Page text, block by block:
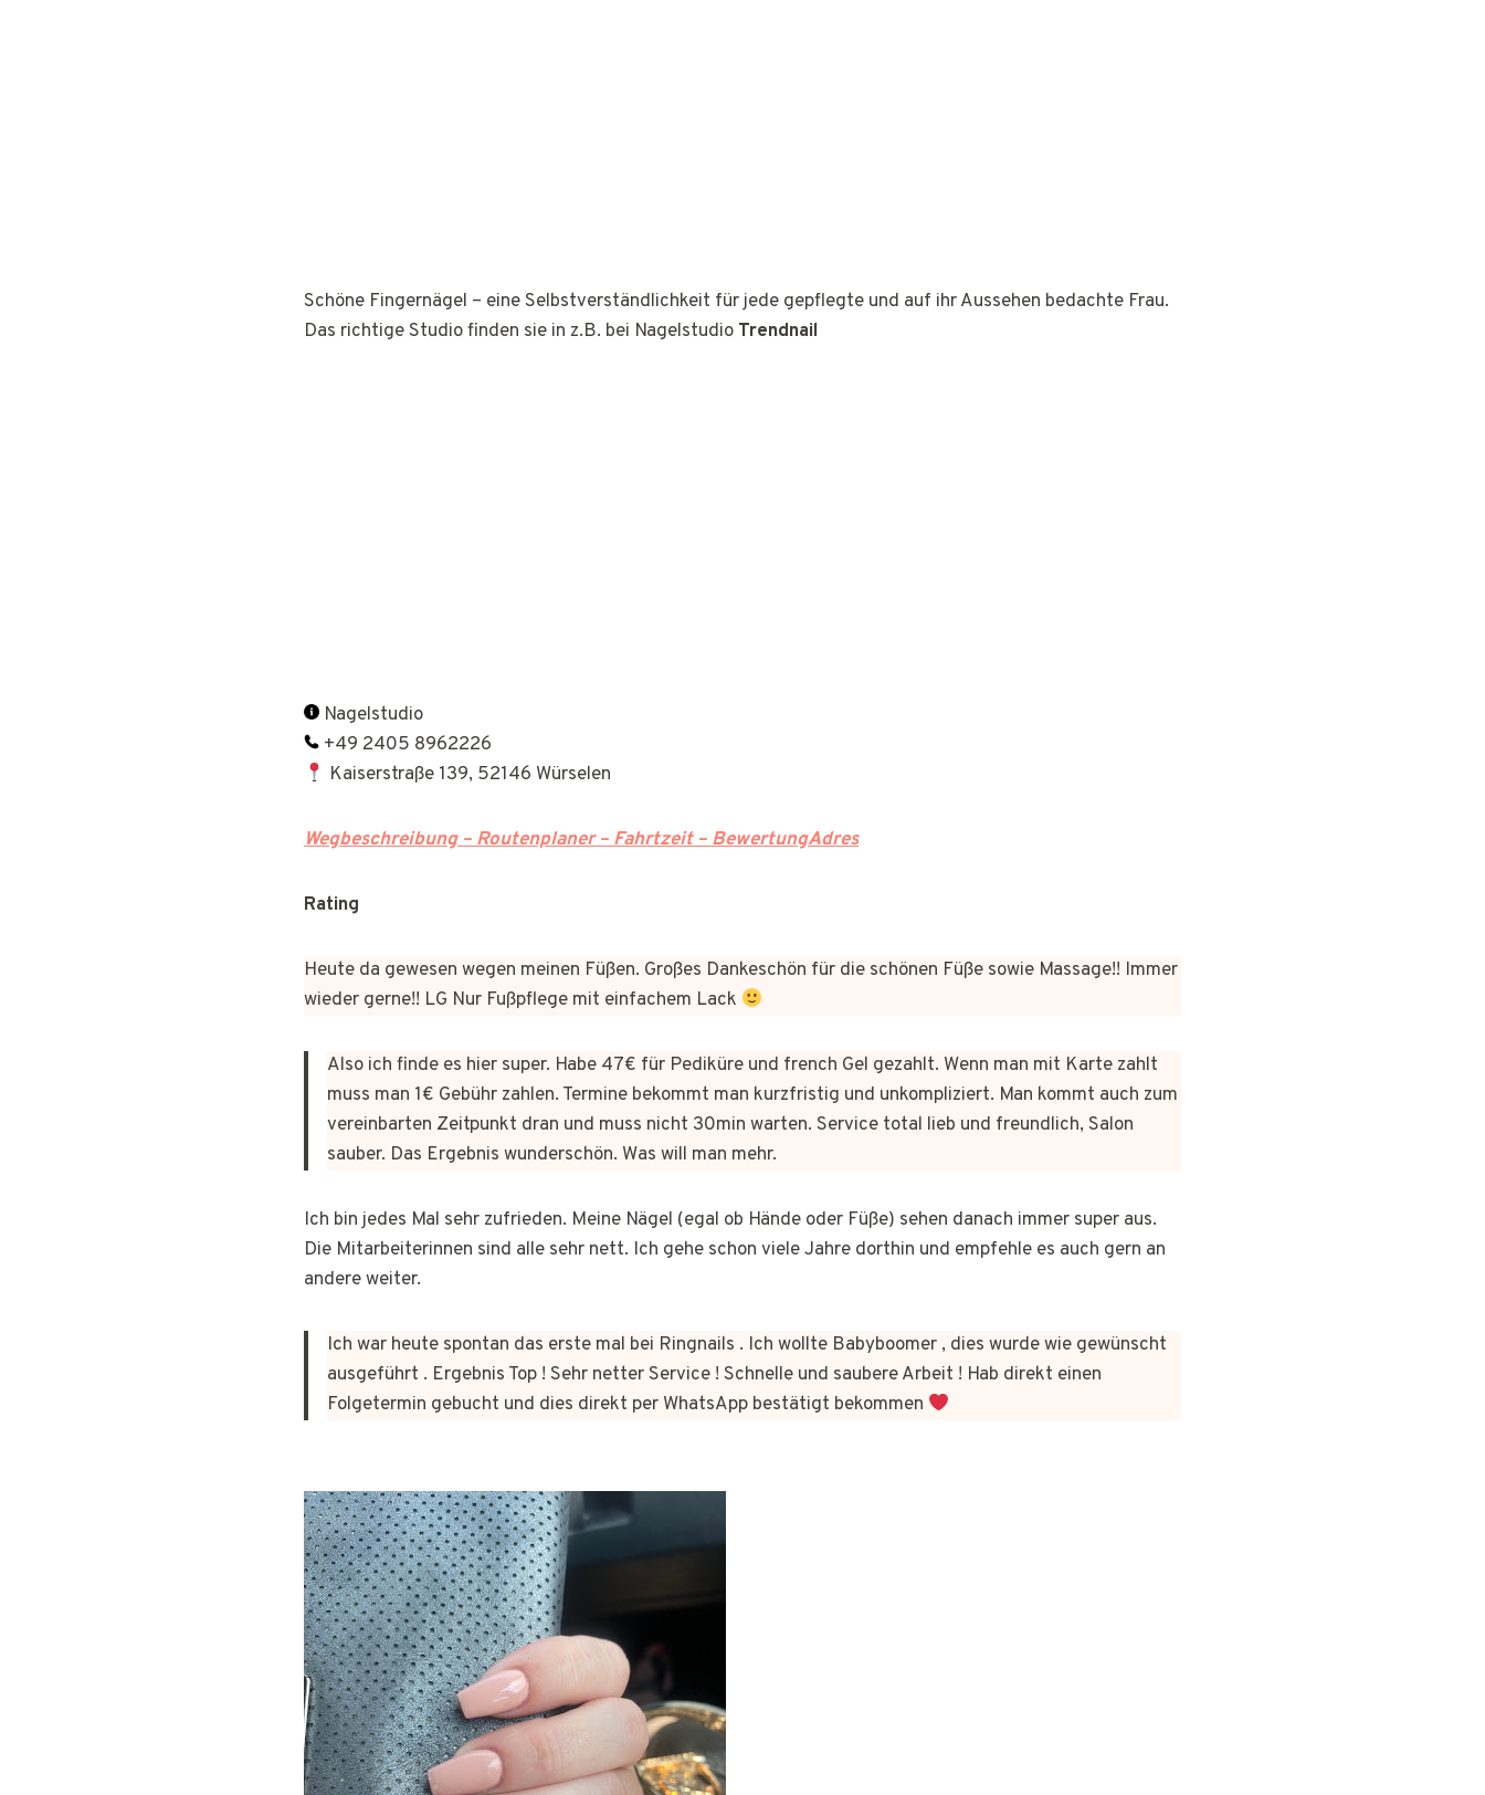
Schöne Fingernägel – eine Selbstverständlichkeit für jede gepflegte und auf ihr Aussehen bedachte Frau.
Das richtige Studio finden sie in z.B. bei Nagelstudio Trendnail
Nagelstudio
+49 2405 8962226
Kaiserstraße 139, 52146 Würselen
Wegbeschreibung – Routenplaner – Fahrtzeit – BewertungAdres
Rating
Heute da gewesen wegen meinen Füßen. Großes Dankeschön für die schönen Füße sowie Massage!! Immer
wieder gerne!! LG Nur Fußpflege mit einfachem Lack
Also ich finde es hier super. Habe 47€ für Pediküre und french Gel gezahlt. Wenn man mit Karte zahlt
muss man 1€ Gebühr zahlen. Termine bekommt man kurzfristig und unkompliziert. Man kommt auch zum
vereinbarten Zeitpunkt dran und muss nicht 30min warten. Service total lieb und freundlich, Salon
sauber. Das Ergebnis wunderschön. Was will man mehr.
Ich bin jedes Mal sehr zufrieden. Meine Nägel (egal ob Hände oder Füße) sehen danach immer super aus.
Die Mitarbeiterinnen sind alle sehr nett. Ich gehe schon viele Jahre dorthin und empfehle es auch gern an
andere weiter.
Ich war heute spontan das erste mal bei Ringnails . Ich wollte Babyboomer , dies wurde wie gewünscht
ausgeführt . Ergebnis Top ! Sehr netter Service ! Schnelle und saubere Arbeit ! Hab direkt einen
Folgetermin gebucht und dies direkt per WhatsApp bestätigt bekommen